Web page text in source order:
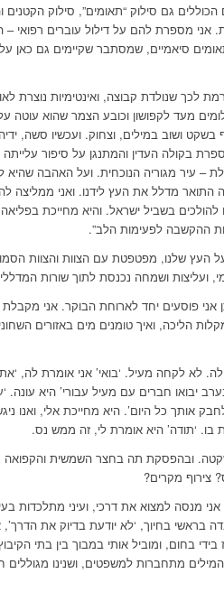
גם סילוק “תאומים”, סילוק הקטנים
אני מספרת להם על דילול עוברים רפואי –
תאומים סיאמיים, שמסתבר שקיימים גם
לכך שנולדת קבוצה, ואינטימיות נוצרת
מעד לקפושון וכובע הצמר שהוא עוטה
בשקט ושוב במילים, וצחוק. ועכשיו סשה,
בקולה העדין והמתנגן על סיפור עלייתה
עיר מגוריה הנוכחית. ועל האהבה שהיא
התואר מדלל את העץ לידנו. ואני
בשביל ישראל. והיא מחייכת
ההקשבה לפעימות הלב”.
העץ שלנו, מפטפטת עם הצוות והצוות
ועליצות ושמחה נכנסת לתוך שורות
אני פוסעים יחד לארוחת הבוקר. אני
הליכה, ואיך טומנים מים באזורים
לא לקחה מעיל. ‘בואי’ אני אומרת לה,
יבואו חברים עם מעיל עבורי’ היא עונה.
אותך כל היום’. היא מחייכת אלי, ואנו
‘תודה’ היא אומרת לי, זה ממש נס.
ובהפסקת תה בחצר השמשית והקפואה
צירוף מקרים?
מנסה למצוא את דרכי, ועיני מתלכדות
בראשי בחיוך, ‘לא יודעת בדיוק את הדרך’,
בחום, ומוביל אותי במבוך בין בתי
מתחברות למשפטים, ושנינו מגוללים